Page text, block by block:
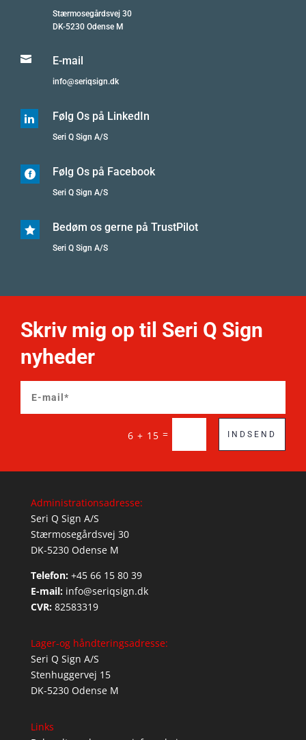
Stærmosegårdsvej 30
DK-5230 Odense M
 E-mail
info@seriqsign.dk
 Følg Os på LinkedIn
Seri Q Sign A/S
 Følg Os på Facebook
Seri Q Sign A/S
 Bedøm os gerne på TrustPilot
Seri Q Sign A/S
Skriv mig op til Seri Q Sign
nyheder
6 + 15 = INDSEND
Administrationsadresse:
Seri Q Sign A/S
Stærmosegårdsvej 30
DK-5230 Odense M
Telefon: +45 66 15 80 39
E-mail: info@seriqsign.dk
CVR: 82583319
Lager-og håndteringsadresse:
Seri Q Sign A/S
Stenhuggervej 15
DK-5230 Odense M
Links